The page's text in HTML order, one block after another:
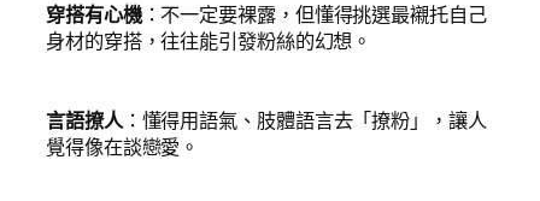
穿搭有心機：不一定要裸露，但懂得挑選最襯托自己
身材的穿搭，往往能引發粉絲的幻想。
言語撩人：懂得用語氣、肢體語言去「撩粉」，讓人
覺得像在談戀愛。